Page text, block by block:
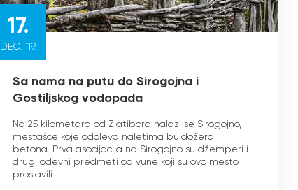
17.
DEC. `19.
Sa nama na putu do Sirogojna i
Gostiljskog vodopada
Na 25 kilometara od Zlatibora nalazi se Sirogojno,
mestašce koje odoleva naletima buldožera i
betona. Prva asocijacija na Sirogojno su džemperi i
drugi odevni predmeti od vune koji su ovo mesto
proslavili.